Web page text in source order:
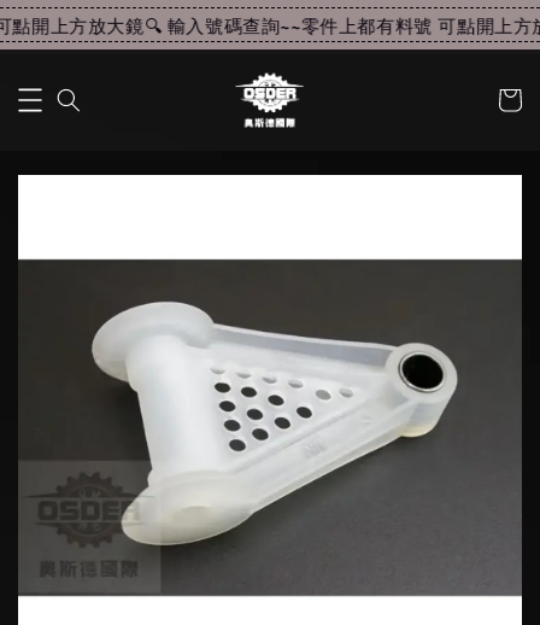
開上方放大鏡🔍 輸入號碼查詢~~零件上都有料號 可點開上方